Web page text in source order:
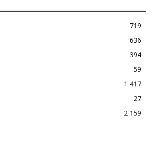
719
636
394
59
1 417
27
2 159